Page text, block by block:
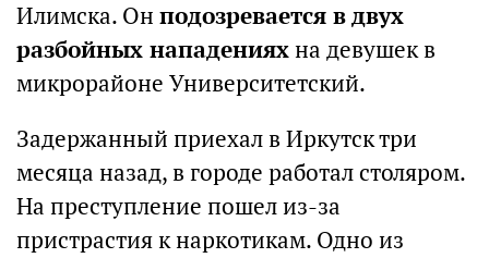
Илимска. Он подозревается в двух
разбойных нападенияхна девушек в
микрорайоне Университетский.
Задержанный приехал в Иркутск три
месяца назад, в городе работал столяром.
На преступление пошел из-за
пристрастия к наркотикам. Одно из